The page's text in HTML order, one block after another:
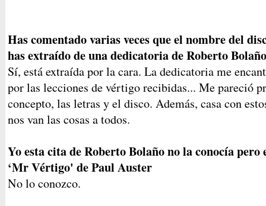
Has comentado varias veces que el nombre del
has extraído de una dedicatoria de Roberto
Sí, está extraída por la cara. La dedicatoria me
por las lecciones de vértigo recibidas... Me pareció
concepto, las letras y el disco. Además, casa con
nos van las cosas a todos.
Yo esta cita de Roberto Bolaño no la conocía
‘Mr Vértigo' de Paul Auster
No lo conozco.